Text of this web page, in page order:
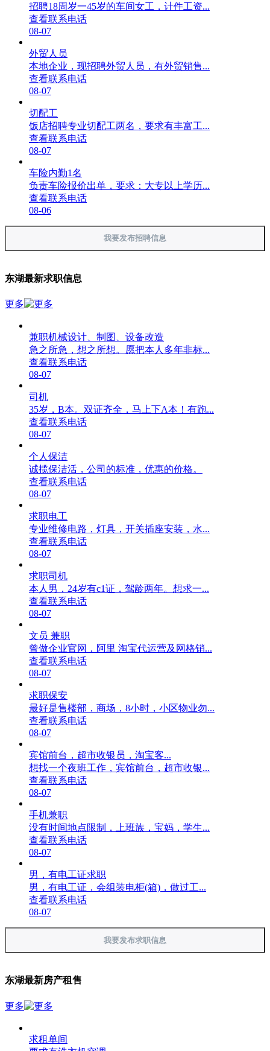
招聘18周岁一45岁的车间女工，计件工资...
查看联系电话
08-07
外贸人员
本地企业，现招聘外贸人员，有外贸销售...
查看联系电话
08-07
切配工
饭店招聘专业切配工两名，要求有丰富工...
查看联系电话
08-07
车险内勤1名
负责车险报价出单，要求：大专以上学历...
查看联系电话
08-06
我要发布招聘信息
东湖最新求职信息
更多
兼职机械设计、制图、设备改造
急之所急，想之所想。愿把本人多年非标...
查看联系电话
08-07
司机
35岁，B本。双证齐全，马上下A本！有跑...
查看联系电话
08-07
个人保洁
诚揽保洁活，公司的标准，优惠的价格。
查看联系电话
08-07
求职电工
专业维修电路，灯具，开关插座安装，水...
查看联系电话
08-07
求职司机
本人男，24岁有c1证，驾龄两年。想求一...
查看联系电话
08-07
文员 兼职
曾做企业官网，阿里 淘宝代运营及网格销...
查看联系电话
08-07
求职保安
最好是售楼部，商场，8小时，小区物业勿...
查看联系电话
08-07
宾馆前台，超市收银员，淘宝客...
想找一个夜班工作，宾馆前台，超市收银...
查看联系电话
08-07
手机兼职
没有时间地点限制，上班族，宝妈，学生...
查看联系电话
08-07
男，有电工证求职
男，有电工证，会组装电柜(箱)，做过工...
查看联系电话
08-07
我要发布求职信息
东湖最新房产租售
更多
求租单间